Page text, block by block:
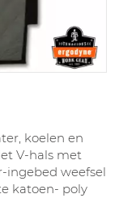
koelen en
V-hals met
ingebed weefsel
katoen- poly